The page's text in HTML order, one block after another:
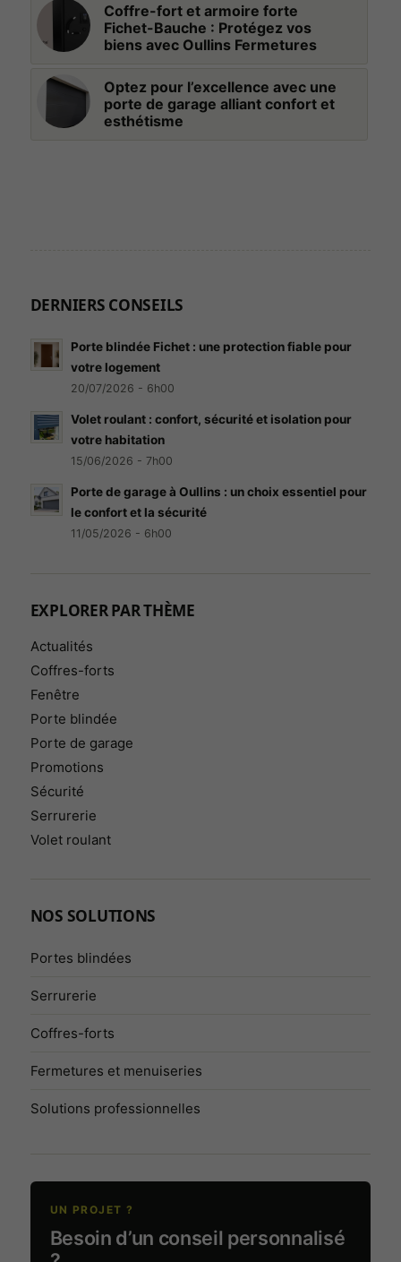
Coffre-fort et armoire forte
Fichet-Bauche : Protégez vos
biens avec Oullins Fermetures
Optez pour l’excellence avec une
porte de garage alliant confort et
esthétisme
DERNIERS CONSEILS
Porte blindée Fichet : une protection fiable pour
votre logement
20/07/2026 - 6h00
Volet roulant : confort, sécurité et isolation pour
votre habitation
15/06/2026 - 7h00
Porte de garage à Oullins : un choix essentiel pour
le confort et la sécurité
11/05/2026 - 6h00
EXPLORER PAR THÈME
Actualités
Coffres-forts
Fenêtre
Porte blindée
Porte de garage
Promotions
Sécurité
Serrurerie
Volet roulant
NOS SOLUTIONS
Portes blindées
Serrurerie
Coffres-forts
Fermetures et menuiseries
Solutions professionnelles
UN PROJET ?
Besoin d’un conseil personnalisé
Permet le